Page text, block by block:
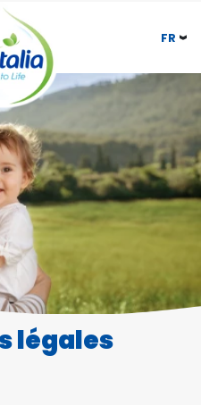
FR
légales